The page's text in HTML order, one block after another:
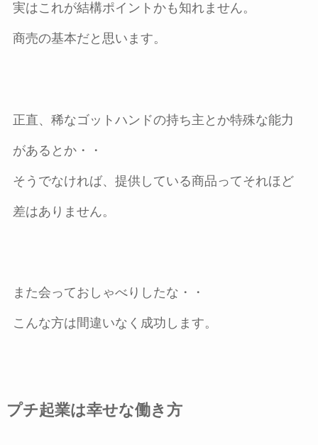
実はこれが結構ポイントかも知れません。
商売の基本だと思います。
正直、稀なゴットハンドの持ち主とか特殊な能力
があるとか・・
そうでなければ、提供している商品ってそれほど
差はありません。
また会っておしゃべりしたな・・
こんな方は間違いなく成功します。
プチ起業は幸せな働き方